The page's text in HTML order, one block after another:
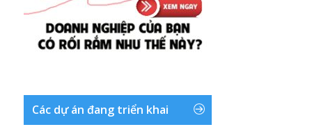
Các dự án đang triển khai